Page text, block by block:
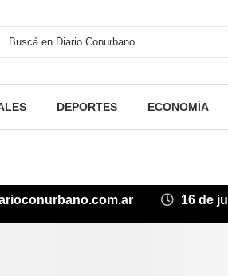
DEPORTES ECONOMÍA
16 de